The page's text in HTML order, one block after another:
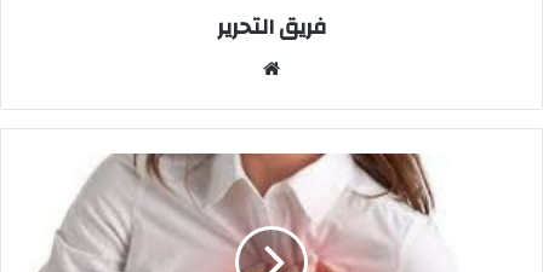
فريق التحرير